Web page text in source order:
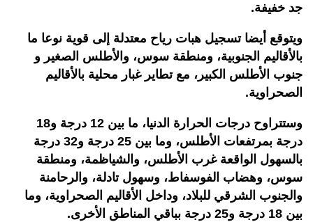
جد خفيفة.
ويتوقع أيضا تسجيل هبات رياح معتدلة إلى قوية نوعا ما
بالأقاليم الجنوبية، ومنطقة سوس، والأطلس الصغير و
جنوب الأطلس الكبير، مع تطاير غبار محلية بالأقاليم
الصحراوية.
وستتراوح درجات الحرارة الدنيا، ما بين 12 درجة و18
درجة بمرتفعات الأطلس، وما بين 25 درجة و32 درجة
بالسهول الواقعة غرب الأطلس، والشياظمة، ومنطقة
سوس، وهضاب الفوسفاط، وسهول تادلة، والرحامنة
والجنوب الشرقي للبلاد، وداخل الأقاليم الصحراوية، وما
بين 18 درجة و25 درجة بباقي المناطق الأخرى.